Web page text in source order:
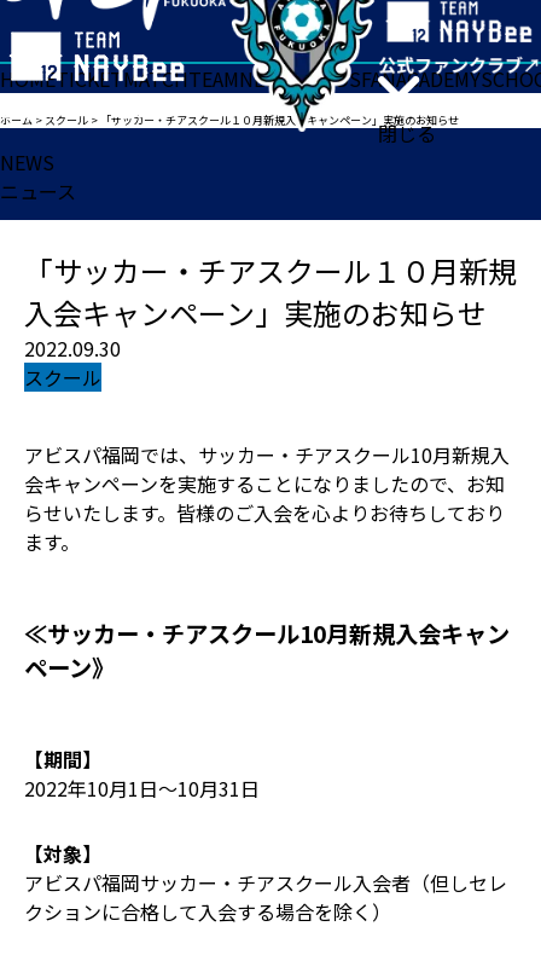
閉じる
HOMETICKETMATCHTEAMNEWSGOODSFANACADEMY
ホーム > スクール > 「サッカー・チアスクール１０月新規入会キャンペーン」実施のお知らせ
NEWS
ニュース
「サッカー・チアスクール１０月新規
入会キャンペーン」実施のお知らせ
2022.09.30
スクール
アビスパ福岡では、サッカー・チアスクール10月新規入
会キャンペーンを実施することになりましたので、お知
らせいたします。皆様のご入会を心よりお待ちしており
ます。
≪サッカー・チアスクール10月新規入会キャン
ペーン》
【期間】
2022年10月1日～10月31日
【対象】
アビスパ福岡サッカー・チアスクール入会者（但しセレ
クションに合格して入会する場合を除く）